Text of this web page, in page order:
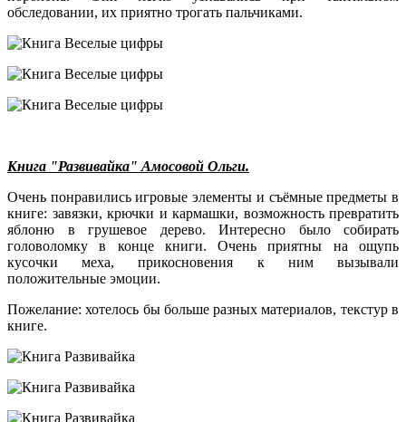
обследовании, их приятно трогать пальчиками.
Книга "Развивайка" Амосовой Ольги.
Очень понравились игровые элементы и съёмные предметы в
книге: завязки, крючки и кармашки, возможность превратить
яблоню в грушевое дерево. Интересно было собирать
головоломку в конце книги. Очень приятны на ощупь
кусочки меха, прикосновения к ним вызывали
положительные эмоции.
Пожелание: хотелось бы больше разных материалов, текстур в
книге.